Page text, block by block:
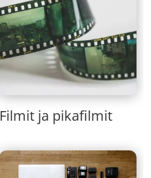
Filmit ja pikafilmit